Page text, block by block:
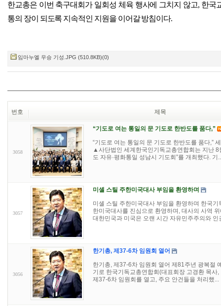
한교총은 이번 축구대회가 일회성 체육 행사에 그치지 않고, 한국
통의 장이 되도록 지속적인 지원을 이어갈 방침이다.
임마누엘 우승 기성.JPG (510.8KB)(0)
번호 제목
3058
“기도로 여는 통일의 문 기도로 한반도를 품다,”
“기도로 여는 통일의 문 기도로 한반도를 품다,”
▲사단법인 세계한국인기독교총연합회는 지난
도 자유·평화통일 성남시 기도회”를 개최했다. 기
3057
미셸 스틸 주한미국대사 부임을 환영하며
미셸 스틸 주한미국대사 부임을 환영하며 한국
한미국대사를 진심으로 환영하며, 대사의 사역
대한민국과 미국은 오랜 시간 자유민주주의와 인
3056
한기총, 제37-6차 임원회 열어
한기총, 제37-6차 임원회 열어 제81주년 광복절
기로 한국기독교총연합회(대표회장 고경환 목
제37-6차 임원회를 열고, 주요 안건들을 처리했...